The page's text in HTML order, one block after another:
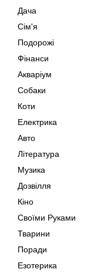
Дача
Сім'я
Подорожі
Фінанси
Акваріум
Собаки
Коти
Електрика
Авто
Література
Музика
Дозвілля
Кіно
Своїми Руками
Тварини
Поради
Езотерика